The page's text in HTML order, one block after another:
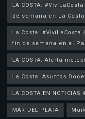
LA COSTA:
de semana en La Costa
La Costa:
fin de semana en el
LA COSTA: Alerta
La Costa: Asuntos
LA COSTA EN NOTICIAS
MAR DEL PLATA